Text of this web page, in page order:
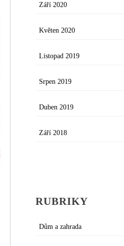
Září 2020
Květen 2020
Listopad 2019
Srpen 2019
Duben 2019
Září 2018
RUBRIKY
Dům a zahrada